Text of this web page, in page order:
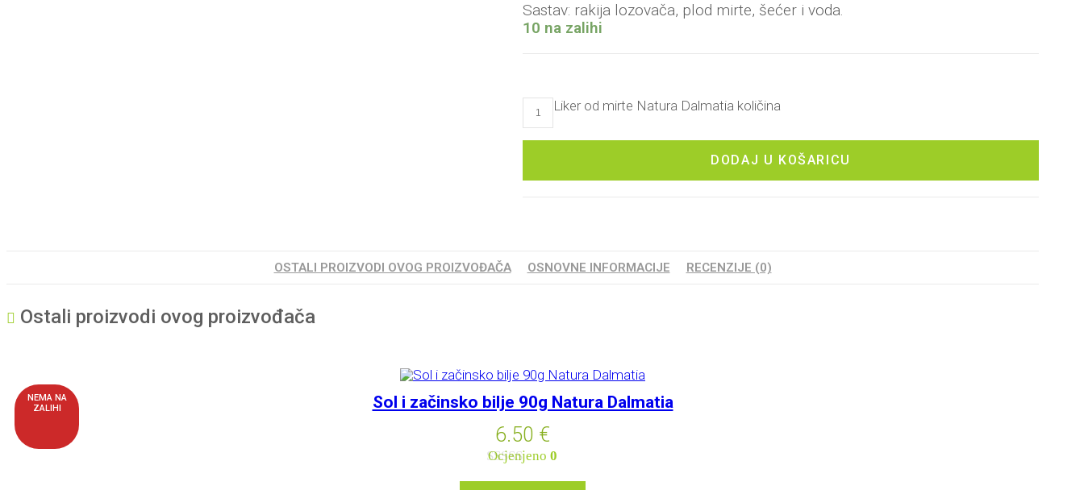
Sastav: rakija lozovača, plod mirte, šećer i voda.
10 na zalihi
Liker od mirte Natura Dalmatia količina
DODAJ U KOŠARICU
OSTALI PROIZVODI OVOG PROIZVOĐAČA OSNOVNE INFORMACIJE RECENZIJE (0)
Ostali proizvodi ovog proizvođača
NEMA NA
ZALIHI
Sol i začinsko bilje 90g Natura Dalmatia
6.50 €
Ocjenjeno 0